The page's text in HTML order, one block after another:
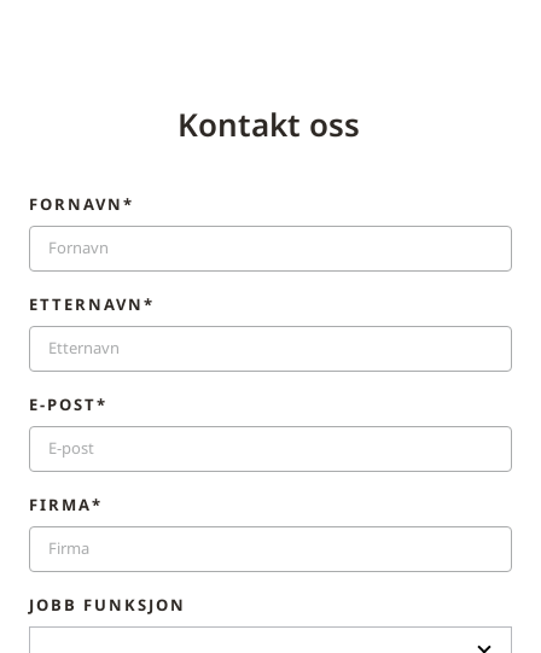
Kontakt oss
FORNAVN*
ETTERNAVN*
E-POST*
FIRMA*
JOBB FUNKSJON